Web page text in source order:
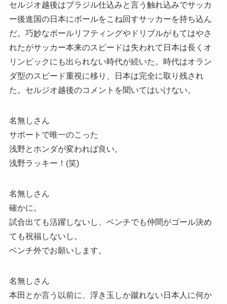
セルジオ越後はブラジル仕込みと言う触れ込みでサッカ
ー後進国の日本にボールをこね回すサッカーを持ち込ん
だ。巧妙なボールリフティングやドリブルがもてはやさ
れたがサッカー本来のスピードは失われて日本は長くオ
リンピックにも出られない時代が続いた。時代はオラン
ダ型のスピード重視に移り、日本は完全に取り残され
た。セルジオ越後のコメントを聞いてはいけない。
名無しさん
サポートで唯一のこった
浅野とホンダが変われば良い。
浅野ラッキー！(笑)
名無しさん
確かに。
試合出ても活躍しないし、ベンチでも仲間がゴール決め
ても祝福しないし。
ベンチ外でお願いします。
名無しさん
本田とか言う以前に、浮き玉しか蹴れない日本人に何か